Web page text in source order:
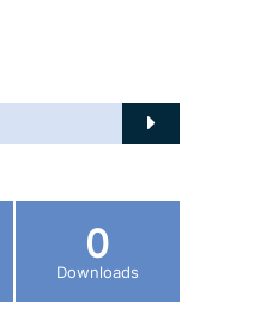
0
Downloads